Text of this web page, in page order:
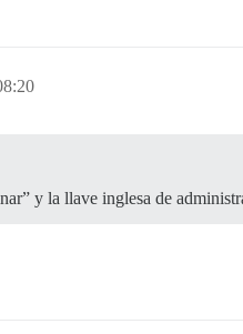
y la llave inglesa de